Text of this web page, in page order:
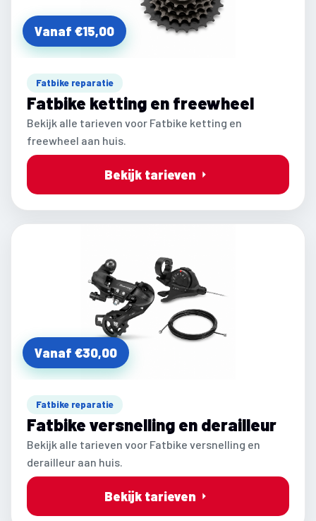
Vanaf €15,00
Fatbike reparatie
Fatbike ketting en freewheel
Bekijk alle tarieven voor Fatbike ketting en
freewheel aan huis.
Bekijk tarieven
Vanaf €30,00
Fatbike reparatie
Fatbike versnelling en derailleur
Bekijk alle tarieven voor Fatbike versnelling en
derailleur aan huis.
Bekijk tarieven